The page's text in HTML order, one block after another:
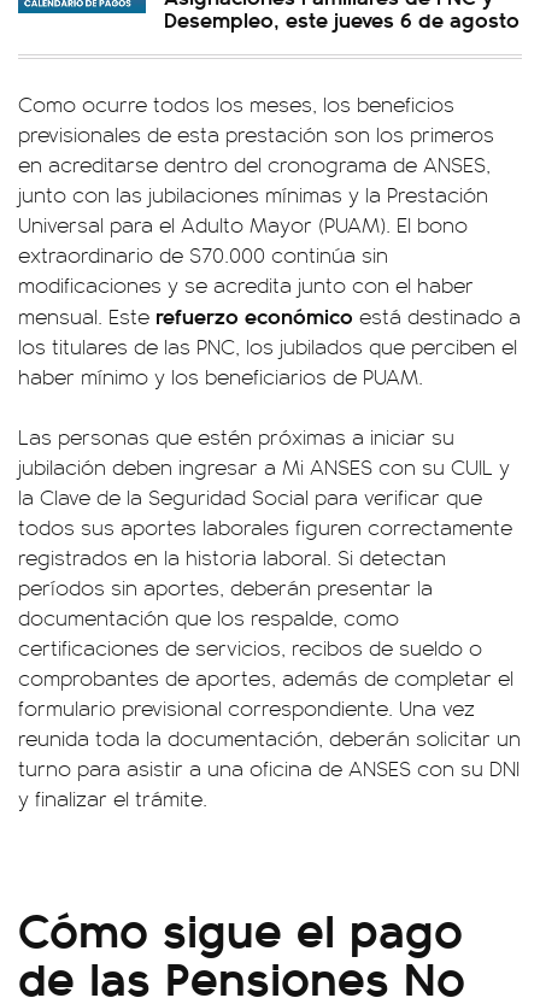
Desempleo, este jueves 6 de agosto
Como ocurre todos los meses, los beneficios
previsionales de esta prestación son los primeros
en acreditarse dentro del cronograma de ANSES,
junto con las jubilaciones mínimas y la Prestación
Universal para el Adulto Mayor (PUAM). El bono
extraordinario de $70.000 continúa sin
modificaciones y se acredita junto con el haber
mensual. Este refuerzo económico está destinado a
los titulares de las PNC, los jubilados que perciben el
haber mínimo y los beneficiarios de PUAM.
Las personas que estén próximas a iniciar su
jubilación deben ingresar a Mi ANSES con su CUIL y
la Clave de la Seguridad Social para verificar que
todos sus aportes laborales figuren correctamente
registrados en la historia laboral. Si detectan
períodos sin aportes, deberán presentar la
documentación que los respalde, como
certificaciones de servicios, recibos de sueldo o
comprobantes de aportes, además de completar el
formulario previsional correspondiente. Una vez
reunida toda la documentación, deberán solicitar un
turno para asistir a una oficina de ANSES con su DNI
y finalizar el trámite.
Cómo sigue el pago
de las Pensiones No